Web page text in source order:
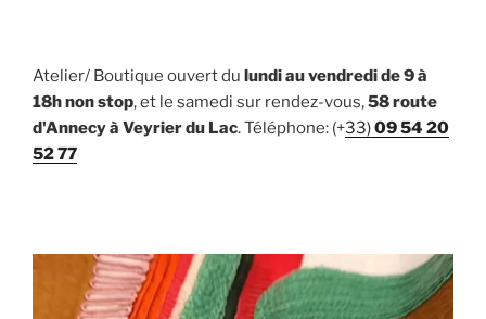
Atelier/ Boutique ouvert du lundi au vendredi de 9 à
18h non stop, et le samedi sur rendez-vous,58 route
d'Annecy à Veyrier du Lac. Téléphone: (+33)09 54 20
52 77